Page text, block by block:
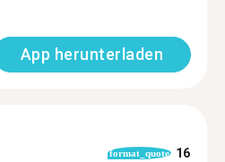
App herunterladen
format_quote 16